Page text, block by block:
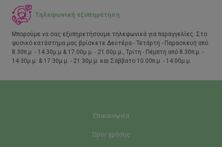
Τηλεφωνική εξυπηρέτηση
Μπορούμε να σας εξυπηρετήσουμε τηλεφωνικά για παραγγελίες. Στο
φυσικό κατάστημα μας βρίσκετε Δευτέρα - Τετάρτη - Παρασκευή από
8.30π.μ. - 14.30μ.μ & 17.00μ.μ. - 21.00μ.μ., Τρίτη - Πέμπτη από 8.30π.μ. -
14.30μ.μ. & 17.30μ.μ. - 21.30μ.μ. και Σάββατο 10.00π.μ. - 14.00μ.μ.
Επικοινωνία
Όροι χρήσης